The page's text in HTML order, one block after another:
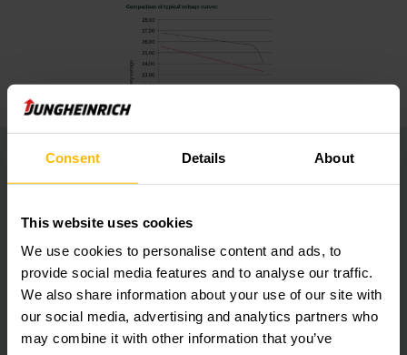
Consent Details About
This website uses cookies
We use cookies to personalise content and ads, to
provide social media features and to analyse our traffic.
We also share information about your use of our site with
our social media, advertising and analytics partners who
may combine it with other information that you’ve
Alta disponibilidad de los montacargas
Cargas rápidas e intermedias durante pausas o tiempos
de parada para una disponibilidad 24/7 de los
montacargas y gran flexibilidad en el día a día del
almacén.
Con un tiempo de carga intermedia de tan solo 30
minutos, la batería de 24 voltios recupera el 50 por
ciento de su capacidad. Tras 80 minutos alcanza el
estado completo de carga.